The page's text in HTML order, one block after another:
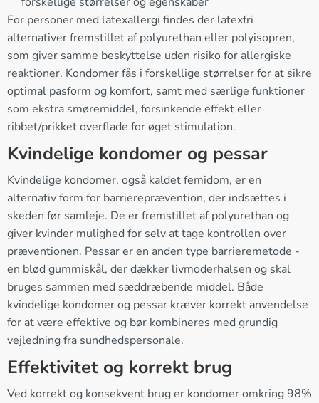
For personer med latexallergi findes der latexfri
alternativer fremstillet af polyurethan eller polyisopren,
som giver samme beskyttelse uden risiko for allergiske
reaktioner. Kondomer fås i forskellige størrelser for at sikre
optimal pasform og komfort, samt med særlige funktioner
som ekstra smøremiddel, forsinkende effekt eller
ribbet/prikket overflade for øget stimulation.
Kvindelige kondomer og pessar
Kvindelige kondomer, også kaldet femidom, er en
alternativ form for barriereprævention, der indsættes i
skeden før samleje. De er fremstillet af polyurethan og
giver kvinder mulighed for selv at tage kontrollen over
præventionen. Pessar er en anden type barrieremetode -
en blød gummiskål, der dækker livmoderhalsen og skal
bruges sammen med sæddræbende middel. Både
kvindelige kondomer og pessar kræver korrekt anvendelse
for at være effektive og bør kombineres med grundig
vejledning fra sundhedspersonale.
Effektivitet og korrekt brug
Ved korrekt og konsekvent brug er kondomer omkring 98%